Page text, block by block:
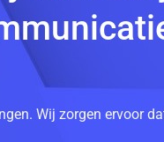
Wij zorgen ervoor